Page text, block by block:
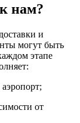
нам?
и
могут быть
этапе
от